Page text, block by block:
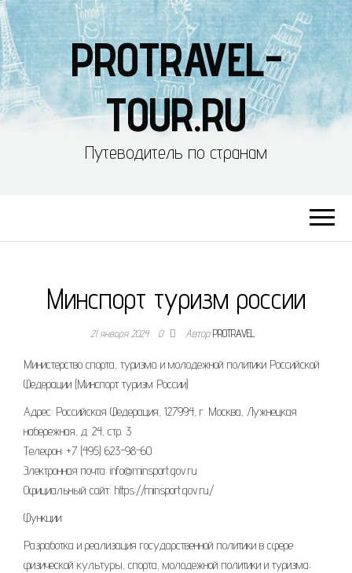
PROTRAVEL-
TOUR.RU
Путеводитель по странам
Минспорт туризм россии
21 января 2024 0 АвторPROTRAVEL
Министерство спорта, туризма и молодежной политики Российской
Федерации (Минспорт туризм России)
Адрес: Российская Федерация, 127994, г. Москва, Лужнецкая
набережная, д. 24, стр. 3
Телефон: +7 (495) 623-98-60
Электронная почта: info@minsport.gov.ru
Официальный сайт: https://minsport.gov.ru/
Функции:
Разработка и реализация государственной политики в сфере
физической культуры, спорта, молодежной политики и туризма;